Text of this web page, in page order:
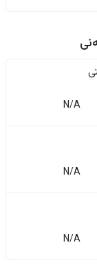
N/A
N/A
N/A